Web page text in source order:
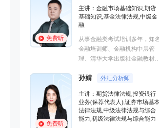
主讲：金融市场基础知识,期货
基础知识,基金法律法规,中级金
融
从事金融类考试培训多年，知名
金融培训师、金融机构中层管
理、清华大学出版社金融教材副
心特聘讲师。人称金融类培训界
的“一哥”。
外汇分析师
主讲：期货法律法规,投资银行
业务(保荐代表人),证券市场基本
法律法规,中级法律法规与综合
能力,初级法律法规与综合能力
免费听